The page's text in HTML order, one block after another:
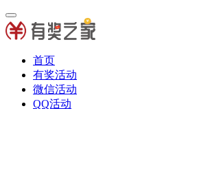
首页
有奖活动
微信活动
QQ活动